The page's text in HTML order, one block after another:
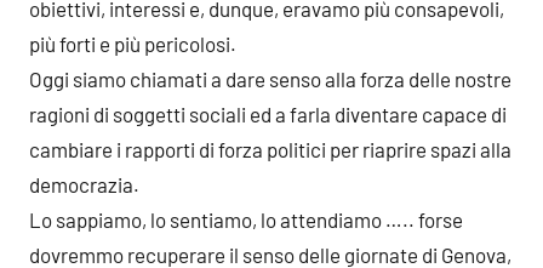
obiettivi, interessi e, dunque, eravamo più consapevoli,
più forti e più pericolosi.
Oggi siamo chiamati a dare senso alla forza delle nostre
ragioni di soggetti sociali ed a farla diventare capace di
cambiare i rapporti di forza politici per riaprire spazi alla
democrazia.
Lo sappiamo, lo sentiamo, lo attendiamo ….. forse
dovremmo recuperare il senso delle giornate di Genova,